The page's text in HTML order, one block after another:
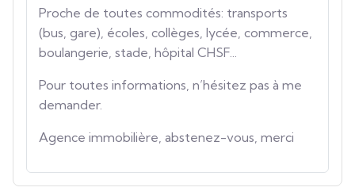
Proche de toutes commodités: transports
(bus, gare), écoles, collèges, lycée, commerce,
boulangerie, stade, hôpital CHSF...
Pour toutes informations, n’hésitez pas à me
demander.
Agence immobilière, abstenez-vous, merci